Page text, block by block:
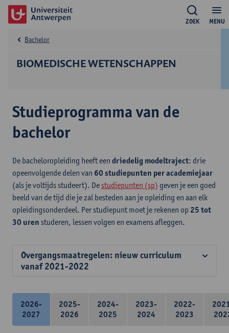
MENU
ZOEK
BIOMEDISCHE WETENSCHAPPEN
Bachelor
Studieprogramma van de
bachelor
De bacheloropleiding heeft een driedelig modeltraject: drie
opeenvolgende delen van 60 studiepunten per academiejaar
(als je voltijds studeert). De studiepunten (sp) geven je een goed
beeld van de tijd die je zal besteden aan je opleiding en aan elk
opleidingsonderdeel. Per studiepunt moet je rekenen op 25 tot
30 uren studeren, lessen volgen en examens afleggen.
Overgangsmaatregelen: nieuw curriculum
vanaf 2021-2022
2026-
2027
2025-
2026
2024-
2025
2023-
2024
2022-
2023